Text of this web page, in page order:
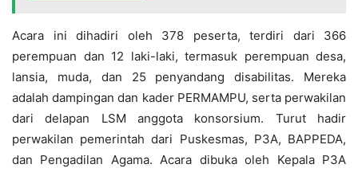
Acara ini dihadiri oleh 378 peserta, terdiri dari 366
perempuan dan 12 laki-laki, termasuk perempuan desa,
lansia, muda, dan 25 penyandang disabilitas. Mereka
adalah dampingan dan kader PERMAMPU, serta perwakilan
dari delapan LSM anggota konsorsium. Turut hadir
perwakilan pemerintah dari Puskesmas, P3A, BAPPEDA,
dan Pengadilan Agama. Acara dibuka oleh Kepala P3A